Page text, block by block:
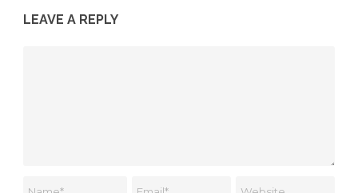
LEAVE A REPLY